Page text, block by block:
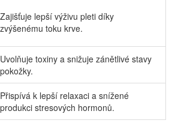
Zajišťuje lepší výživu pleti díky
zvýšenému toku krve.
Uvolňuje toxiny a snižuje zánětlivé stavy
pokožky.
Přispívá k lepší relaxaci a snížené
produkci stresových hormonů.